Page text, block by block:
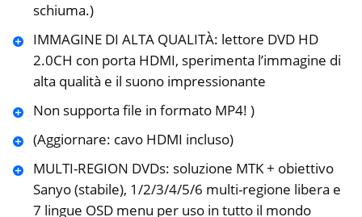
schiuma.)
IMMAGINE DI ALTA QUALITÀ: lettore DVD HD
2.0CH con porta HDMI, sperimenta l’immagine di
alta qualità e il suono impressionante
Non supporta file in formato MP4! )
(Aggiornare: cavo HDMI incluso)
MULTI-REGION DVDs: soluzione MTK + obiettivo
Sanyo (stabile), 1/2/3/4/5/6 multi-regione libera e
7 lingue OSD menu per uso in tutto il mondo